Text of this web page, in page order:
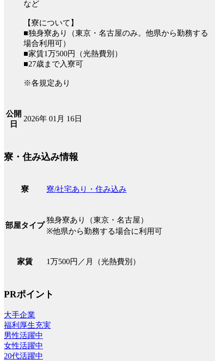
など
【寮について】
■独身寮あり（東京・名古屋のみ。他県から勤務する
場合利用可）
■家賃1万500円（光熱費別）
■27歳まで入寮可
※各規定あり
公開
日
2026年 01月 16日
寮・住み込み情報
寮 寮/社宅あり・住み込み
部屋タイプ
独身寮あり（東京・名古屋）
※他県から勤務する場合に利用可
家賃 1万500円／月（光熱費別）
PRポイント
大手企業
福利厚生充実
男性活躍中
女性活躍中
20代活躍中